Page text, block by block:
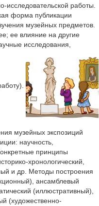
исследовательской работы.
форма публикации
музейных предметов.
ее влияние на другие
исследования,
музейных экспозиций
научность,
принципы
хронологический,
и др. Методы построения
ансамблевый
(иллюстративный),
(художественно-